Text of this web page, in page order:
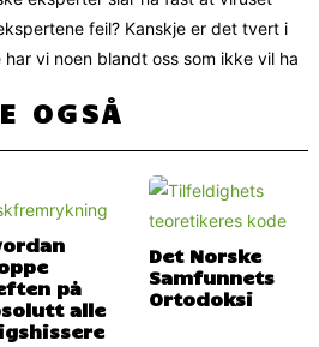
feil? Kanskje er det tvert i
vi noen blandt oss som ikke vil ha
OGSÅ
på
alle
Det Norske
Samfunnets
Ortodoksi